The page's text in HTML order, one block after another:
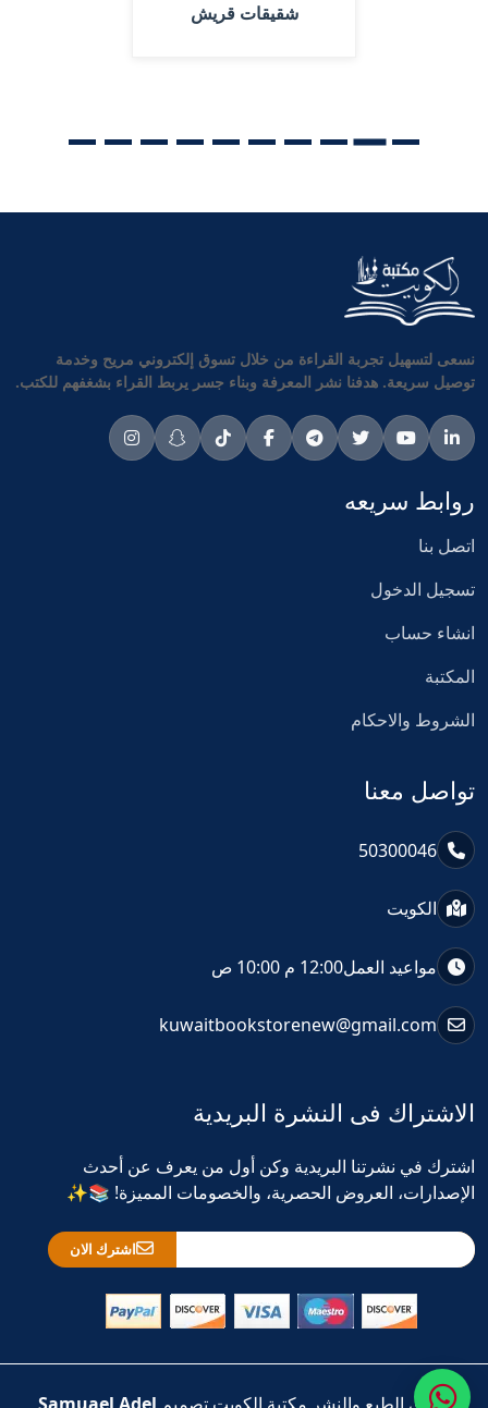
شقيقات قريش
نسعى لتسهيل تجربة القراءة من خلال تسوق إلكتروني مريح وخدمة
توصيل سريعة. هدفنا نشر المعرفة وبناء جسر يربط القراء بشغفهم للكتب.
روابط سريعه
اتصل بنا
تسجيل الدخول
انشاء حساب
المكتبة
الشروط والاحكام
تواصل معنا
50300046
الكويت
مواعيد العمل12:00 م 10:00 ص
kuwaitbookstorenew@gmail.com
الاشتراك فى النشرة البريدية
اشترك في نشرتنا البريدية وكن أول من يعرف عن أحدث
الإصدارات، العروض الحصرية، والخصومات المميزة! 📚✨
اشترك الان